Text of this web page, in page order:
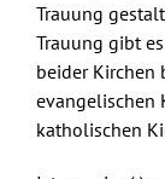
Trauung
Trauung gibt
beider Kirchen
evangelischen
katholischen